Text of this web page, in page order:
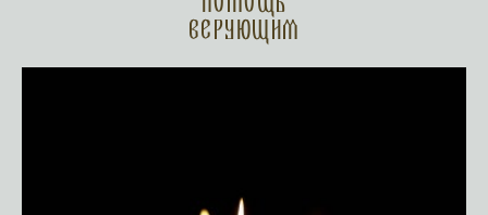
верующим